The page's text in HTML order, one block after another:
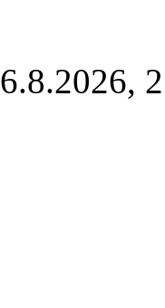
6.8.2026,